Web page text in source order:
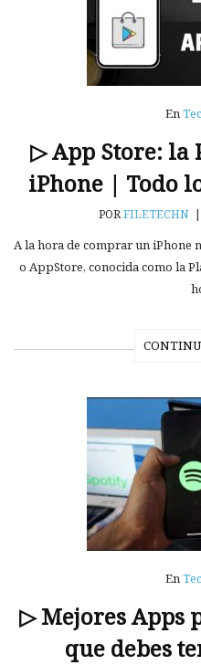
En
▷ App Store: la
iPhone | Todo
PORFILETECHN |
A la hora de comprar un iPhone
o AppStore, conocida como la
En
▷ Mejores Apps
que debes